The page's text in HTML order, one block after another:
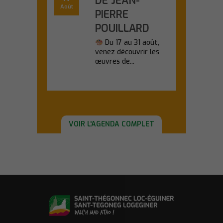
Août
PIERRE
POUILLARD
Du 17 au 31 août,
venez découvrir les
œuvres de...
VOIR L'AGENDA COMPLET